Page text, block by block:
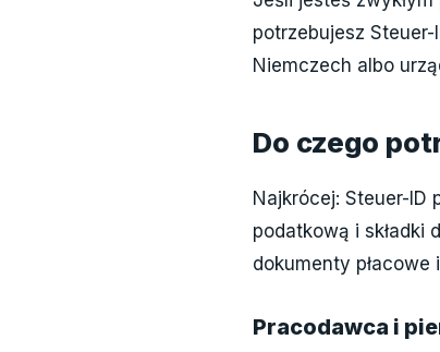
potrzebujesz
Niemczech albo
Do czego
Najkrócej: Steuer-
podatkową i składki
dokumenty płacowe i
Pracodawca i